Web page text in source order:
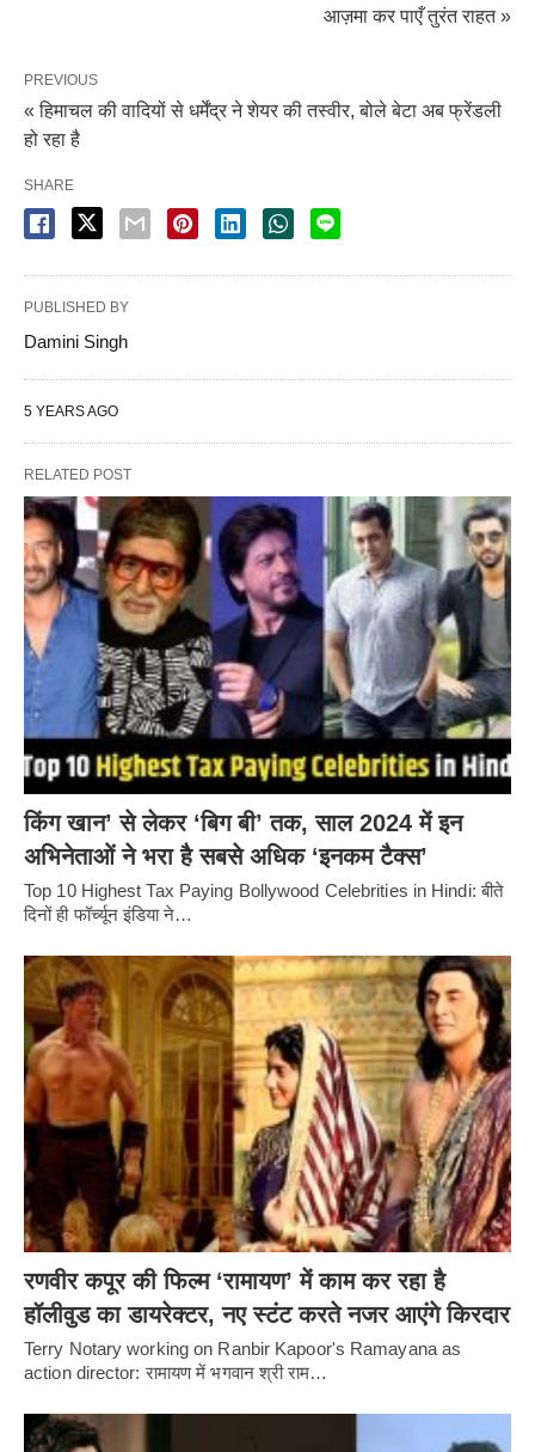
आज़मा कर पाएँ तुरंत राहत »
PREVIOUS
« हिमाचल की वादियों से धर्मेंद्र ने शेयर की तस्वीर, बोले बेटा अब फ्रेंडली
हो रहा है
SHARE
PUBLISHED BY
Damini Singh
5 YEARS AGO
RELATED POST
किंग खान’ से लेकर ‘बिग बी’ तक, साल 2024 में इन
अभिनेताओं ने भरा है सबसे अधिक ‘इनकम टैक्स’
Top 10 Highest Tax Paying Bollywood Celebrities in Hindi: बीते
दिनों ही फॉर्च्यून इंडिया ने…
रणवीर कपूर की फिल्म ‘रामायण’ में काम कर रहा है
हॉलीवुड का डायरेक्टर, नए स्टंट करते नजर आएंगे किरदार
Terry Notary working on Ranbir Kapoor's Ramayana as
action director: रामायण में भगवान श्री राम…